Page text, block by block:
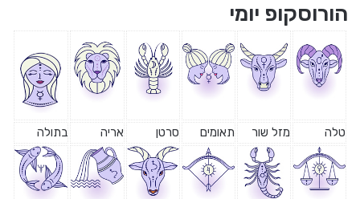
הורוסקופ יומי
טלה מזל שור תאומים סרטן אריה בתולה